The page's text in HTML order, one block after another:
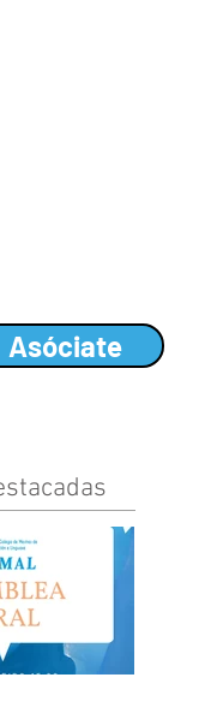
Asóciate